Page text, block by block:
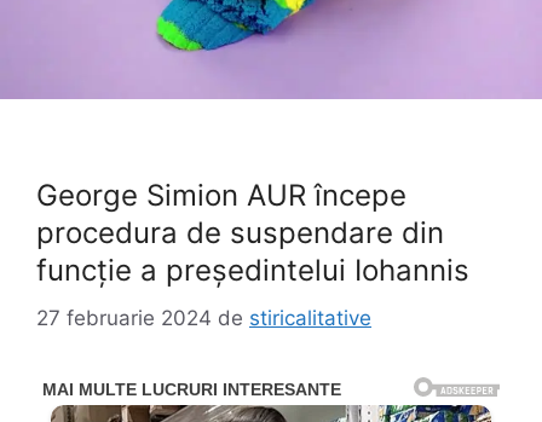
George Simion AUR începe
procedura de suspendare din
funcție a președintelui Iohannis
27 februarie 2024 de stiricalitative